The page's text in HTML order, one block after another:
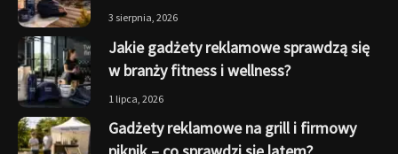
3 sierpnia, 2026
Jakie gadżety reklamowe sprawdzą się
w branży fitness i wellness?
1 lipca, 2026
Gadżety reklamowe na grill i firmowy